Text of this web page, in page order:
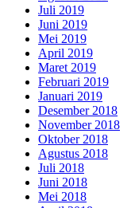
Juli 2019
Juni 2019
Mei 2019
April 2019
Maret 2019
Februari 2019
Januari 2019
Desember 2018
November 2018
Oktober 2018
Agustus 2018
Juli 2018
Juni 2018
Mei 2018